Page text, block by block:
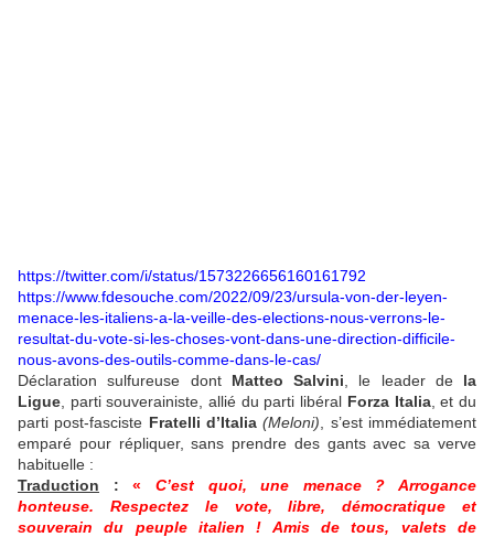
https://twitter.com/i/status/1573226656160161792
https://www.fdesouche.com/2022/09/23/ursula-von-der-leyen-
menace-les-italiens-a-la-veille-des-elections-nous-verrons-le-
resultat-du-vote-si-les-choses-vont-dans-une-direction-difficile-
nous-avons-des-outils-comme-dans-le-cas/
Déclaration sulfureuse dont Matteo Salvini , le leader de la
Ligue , parti souverainiste, allié du parti libéral Forza Italia, et du
parti post-fasciste Fratelli d’Italia (Meloni) , s’est immédiatement
emparé pour répliquer, sans prendre des gants avec sa verve
habituelle :
Traduction : « C’est quoi, une menace ? Arrogance
honteuse. Respectez le vote, libre, démocratique et
souverain du peuple italien ! Amis de tous, valets de